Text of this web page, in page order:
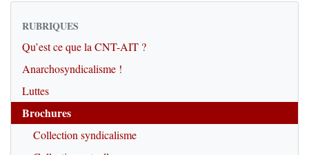
RUBRIQUES
Qu’est ce que la CNT-AIT ?
Anarchosyndicalisme !
Luttes
Brochures
Collection syndicalisme